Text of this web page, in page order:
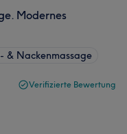
Modernes
& Nackenmassage
Verifizierte Bewertung